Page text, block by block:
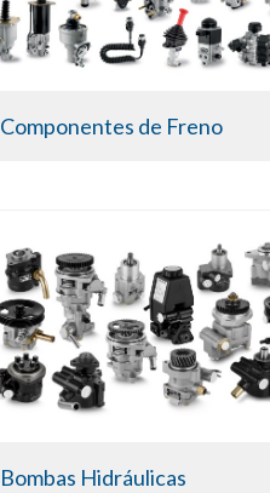
Componentes de Freno
Bombas Hidráulicas